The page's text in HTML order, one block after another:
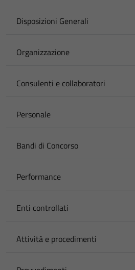
Disposizioni Generali
Organizzazione
Consulenti e collaboratori
Personale
Bandi di Concorso
Performance
Enti controllati
Attività e procedimenti